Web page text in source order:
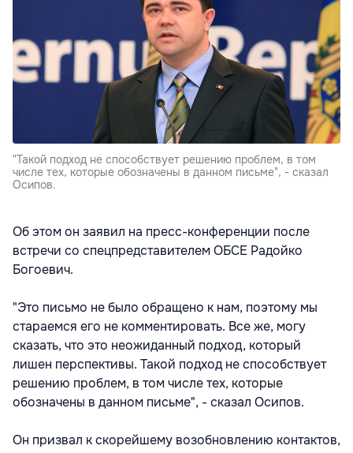
"Такой подход не способствует решению проблем, в том
числе тех, которые обозначены в данном письме", - сказал
Осипов.
Об этом он заявил на пресс-конференции после
встречи со спецпредставителем ОБСЕ Радойко
Богоевич.
"Это письмо не было обращено к нам, поэтому мы
стараемся его не комментировать. Все же, могу
сказать, что это неожиданный подход, который
лишен перспективы. Такой подход не способствует
решению проблем, в том числе тех, которые
обозначены в данном письме", - сказал Осипов.
Он призвал к скорейшему возобновлению контактов,